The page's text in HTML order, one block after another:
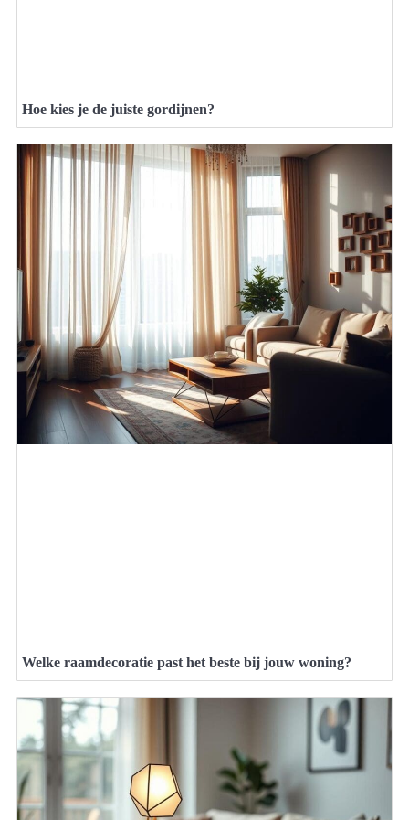
Hoe kies je de juiste gordijnen?
Welke raamdecoratie past het beste bij jouw woning?